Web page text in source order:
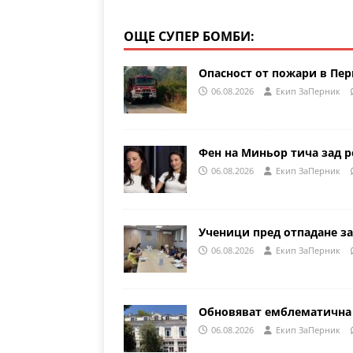
ОЩЕ СУПЕР БОМБИ:
Опасност от пожари в
06.08.2026 Eкип ЗаПерник
Фен на Миньор тича зад
06.08.2026 Eкип ЗаПерник
Ученици пред отпадане
06.08.2026 Eкип ЗаПерник
Обновяват
06.08.2026 Eкип ЗаПерник